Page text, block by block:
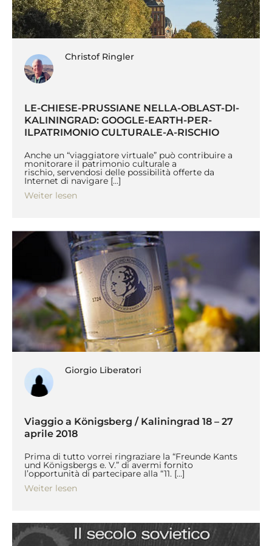
Christof Ringler
LE-CHIESE-PRUSSIANE NELLA-OBLAST-DI-
KALININGRAD: GOOGLE-EARTH-PER-
ILPATRIMONIO CULTURALE-A-RISCHIO
Anche un “viaggiatore virtuale” può contribuire a
monitorare il patrimonio culturale a
rischio, servendosi delle possibilità offerte da
Internet di navigare […]
Weiter lesen
Giorgio Liberatori
Viaggio a Königsberg / Kaliningrad 18 – 27
aprile 2018
Prima di tutto vorrei ringraziare la “Freunde Kants
und Königsbergs e. V.” di avermi fornito
l’opportunità di partecipare alla “11. […]
Weiter lesen